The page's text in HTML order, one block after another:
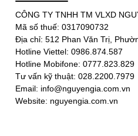
CÔNG TY TNHH TM VLXD
Mã số thuế: 0317090732
Địa chỉ: 512 Phan Văn Trị,
Hotline Viettel: 0986.874.587
Hotline Mobifone: 0777.823.829
Tư vấn kỹ thuật: 028.2200.7979
Email: info@nguyengia.com.vn
Website: nguyengia.com.vn